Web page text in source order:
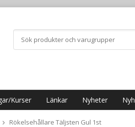
Kurser Länkar Nyheter
Rökelsehållare Täljsten Gul 1st